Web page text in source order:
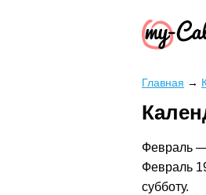
Главная →
Февраль —
Февраль
субботу.